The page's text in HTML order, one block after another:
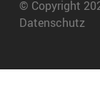
© Copyright
Datenschutz